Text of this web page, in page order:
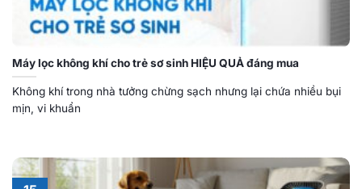
Máy lọc không khí cho trẻ sơ sinh HIỆU QUẢ đáng mua
Không khí trong nhà tưởng chừng sạch nhưng lại chứa nhiều bụi
mịn, vi khuẩn